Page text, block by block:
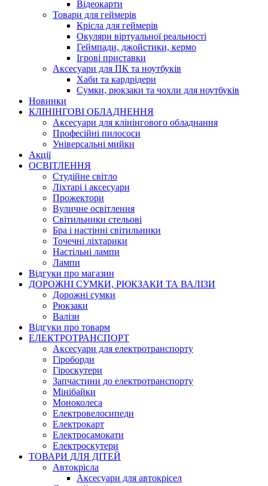
Відеокарти
Товари для геймерів
Крісла для геймерів
Окуляри віртуальної реальності
Геймпади, джойстики, кермо
Ігрові приставки
Аксесуари для ПК та ноутбуків
Хаби та кардрідери
Сумки, рюкзаки та чохли для ноутбуків
Новинки
КЛІНІНГОВІ ОБЛАДНЕННЯ
Аксесуари для клінінгового обладнання
Професійні пилососи
Універсальні мийки
Акції
ОСВІТЛЕННЯ
Студійне світло
Ліхтарі і аксесуари
Прожектори
Вуличне освітлення
Світильники стельові
Бра і настінні світильники
Точечні ліхтарики
Настільні лампи
Лампи
Відгуки про магазин
ДОРОЖНІ СУМКИ, РЮКЗАКИ ТА ВАЛІЗИ
Дорожні сумки
Рюкзаки
Валізи
Відгуки про товарм
ЕЛЕКТРОТРАНСПОРТ
Аксесуари для електротранспорту
Гіроборди
Гіроскутери
Запчастини до електротранспорту
Мінібайки
Моноколеса
Електровелосипеди
Електрокарт
Електросамокати
Електроскутери
ТОВАРИ ДЛЯ ДІТЕЙ
Автокрісла
Аксесуари для автокрісел